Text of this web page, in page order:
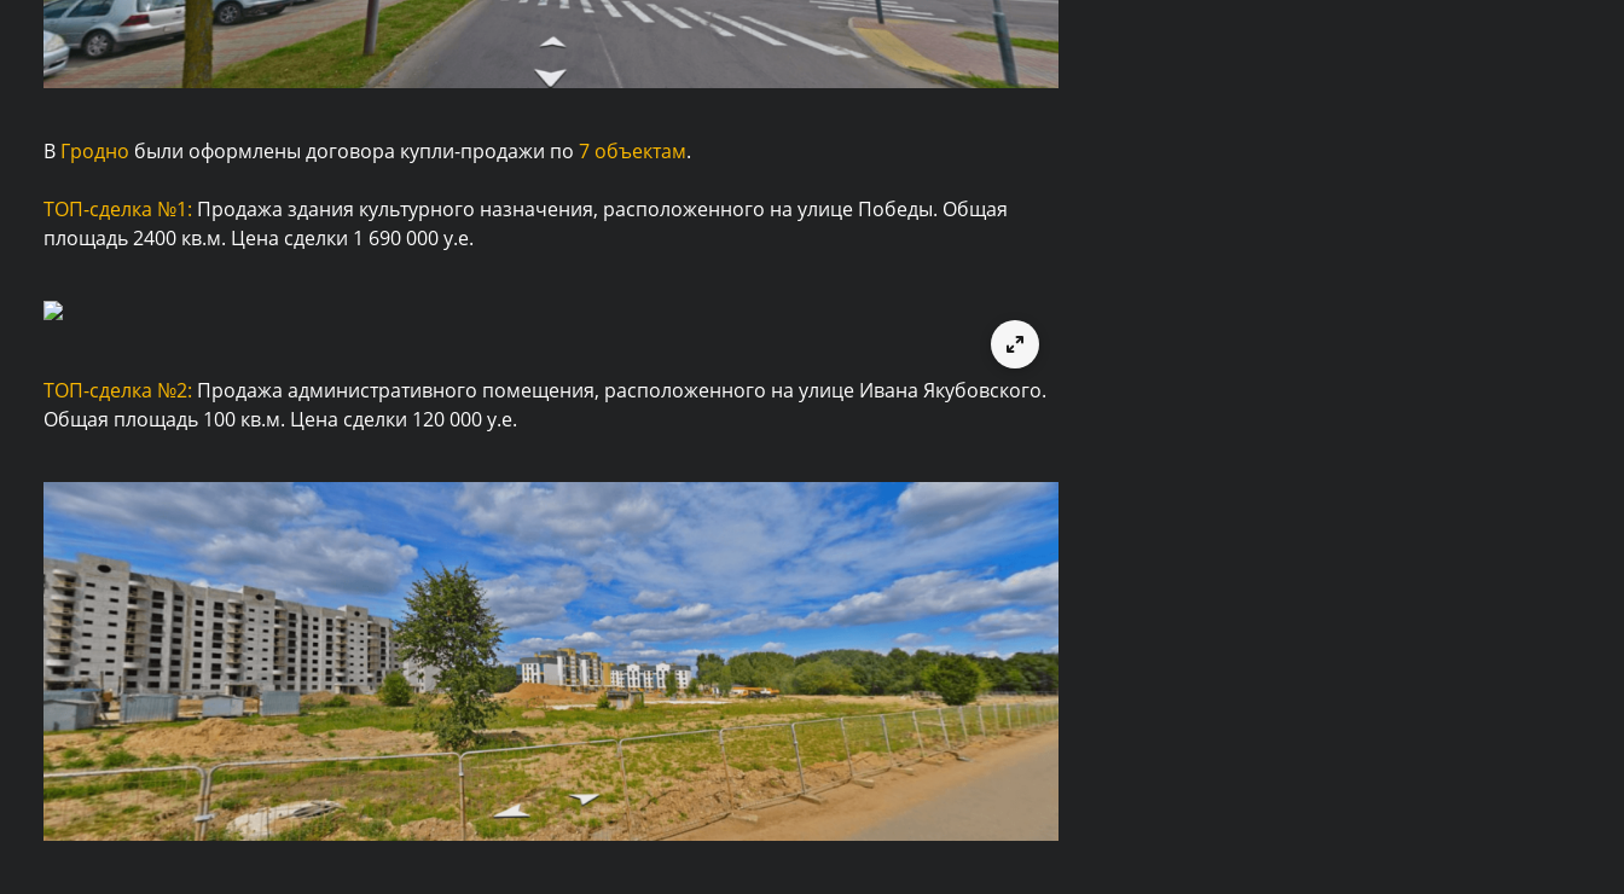
В Гродно были оформлены договора купли-продажи по 7 объектам.
ТОП-сделка №1: Продажа здания культурного назначения, расположенного на улице Победы. Общая
площадь 2400 кв.м. Цена сделки 1 690 000 у.е.
ТОП-сделка №2: Продажа административного помещения, расположенного на улице Ивана Якубовского.
Общая площадь 100 кв.м. Цена сделки 120 000 у.е.